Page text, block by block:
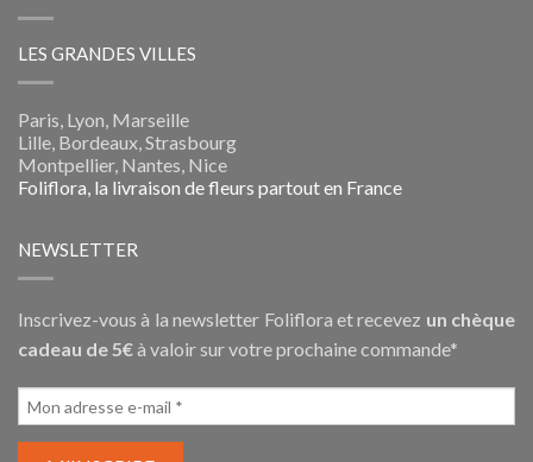
LES GRANDES VILLES
Paris, Lyon, Marseille
Lille, Bordeaux, Strasbourg
Montpellier, Nantes, Nice
Foliflora, la livraison de fleurs partout en France
NEWSLETTER
Inscrivez-vous à la newsletter Foliflora et recevez un chèque
cadeau de 5€à valoir sur votre prochaine commande*